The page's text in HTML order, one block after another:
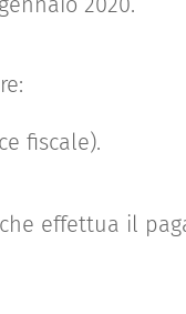
fiscale).
effettua il